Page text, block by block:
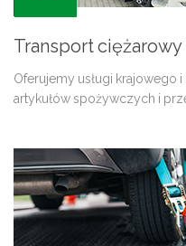
Transport ciężarowy
Oferujemy usługi
artykułów spożywczych i